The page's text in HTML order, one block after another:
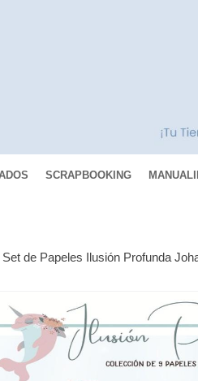
SCRAPBOOKING
Set de Papeles Ilusión Profunda